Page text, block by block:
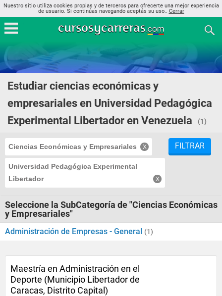
Nuestro sitio utiliza cookies propias y de terceros para ofrecerte una mejor experiencia
de usuario. Si continúas navegando aceptás su uso.. Cerrar
Estudiar ciencias económicas y
empresariales en Universidad Pedagógica
Experimental Libertador en Venezuela
(1)
Ciencias Económicas y Empresariales
Universidad Pedagógica Experimental
Libertador
FILTRAR
Seleccione la SubCategoría de "Ciencias Económicas
y Empresariales"
Administración de Empresas - General (1)
Maestría en Administración en el
Deporte (Municipio Libertador de
Caracas, Distrito Capital)